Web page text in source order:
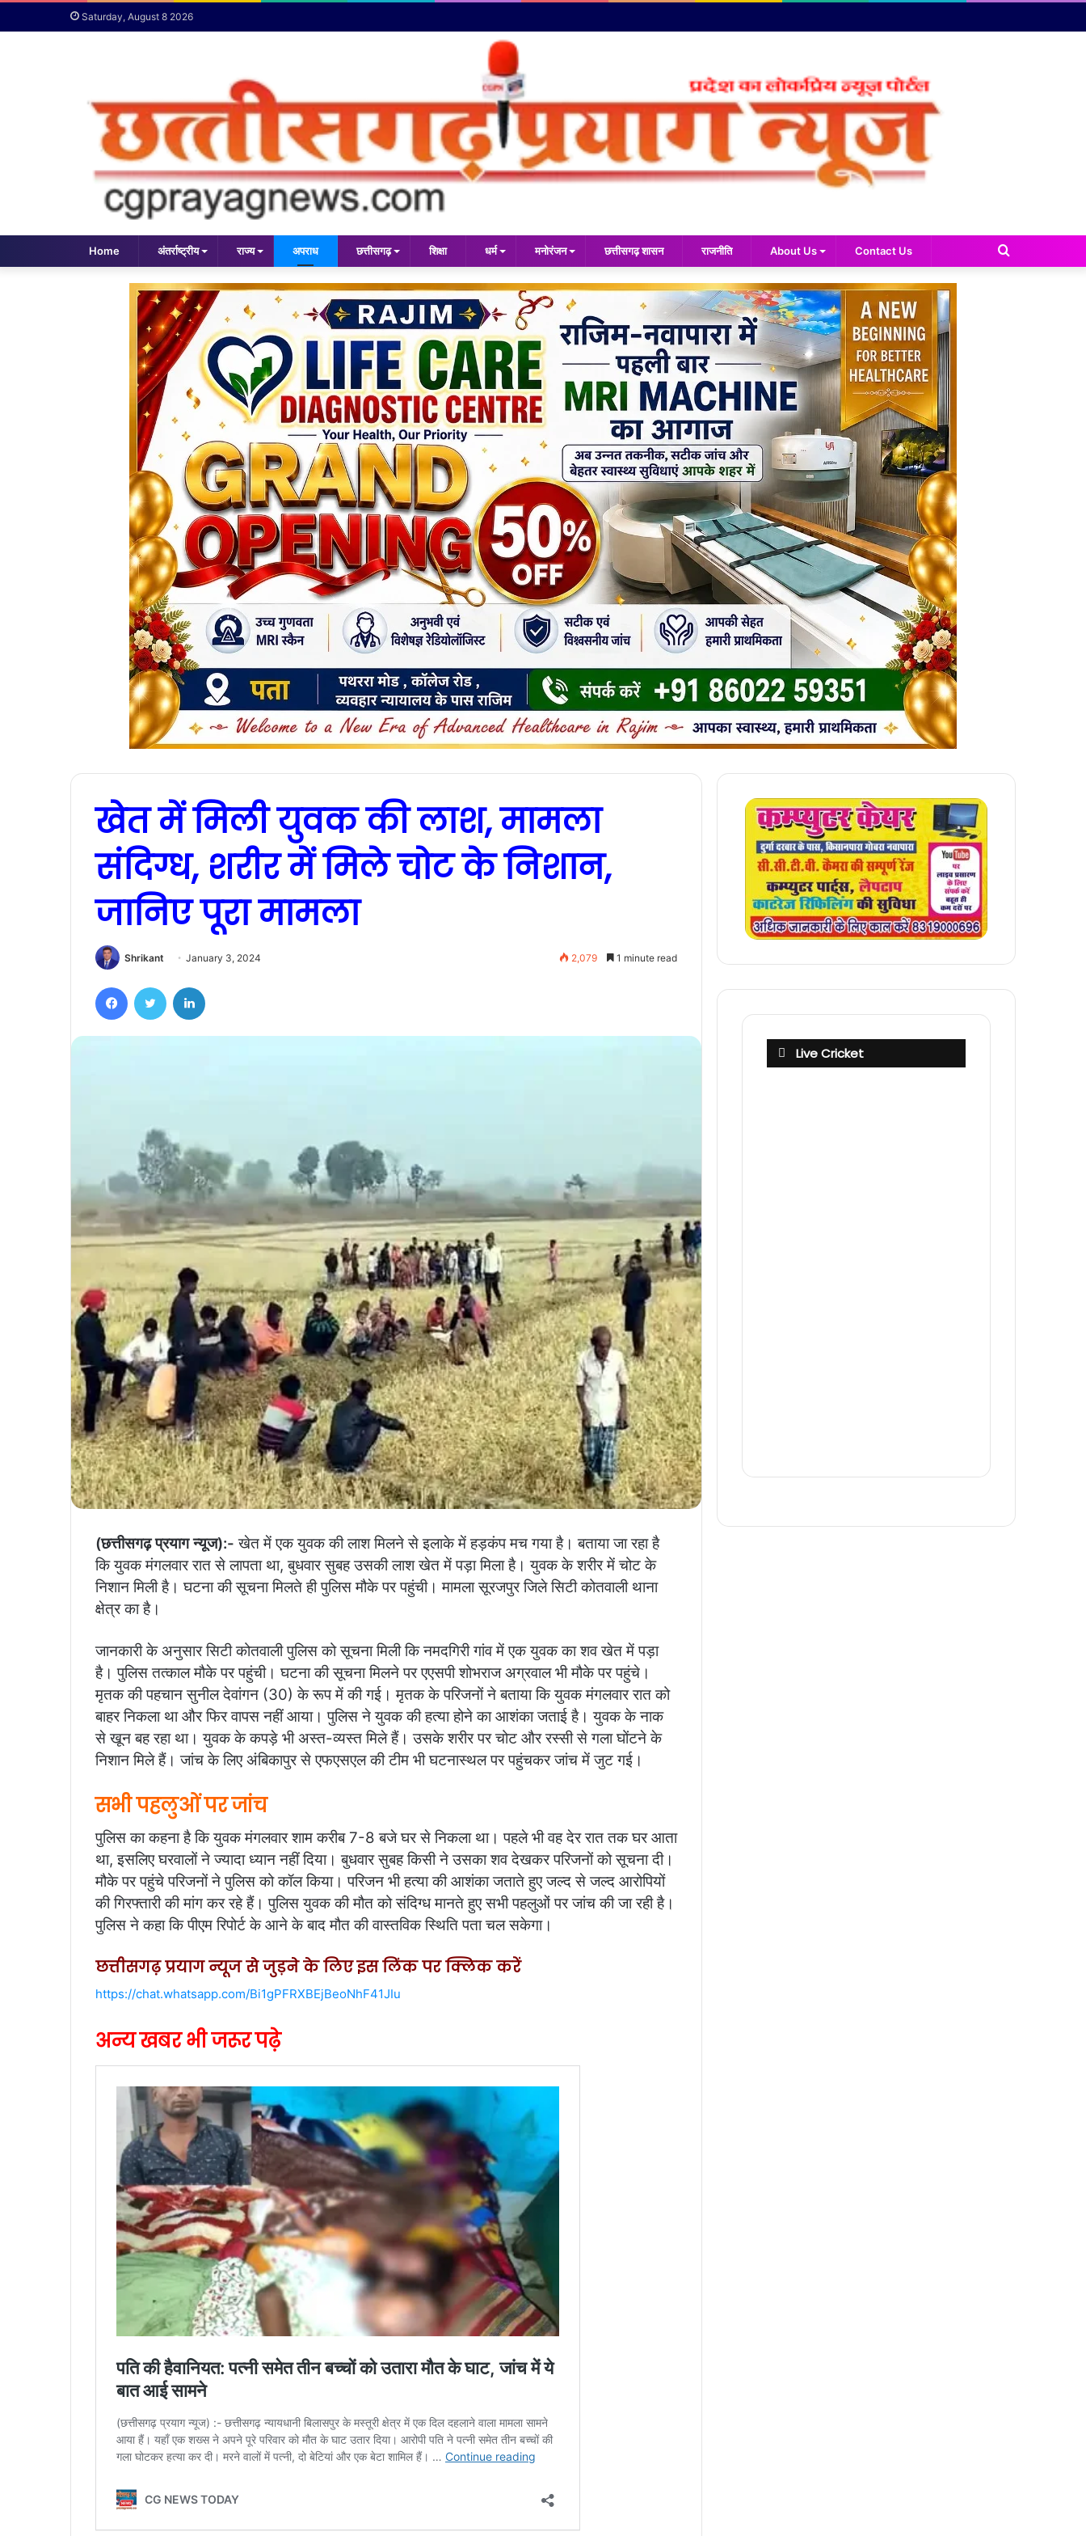
Saturday, August 8 2026
Home अंतर्राष्ट्रीय राज्य अपराध छत्तीसगढ़ शिक्षा धर्म मनोरंजन छत्तीसगढ़ शासन राजनीति About Us Contact Us
Search
खेत में मिली युवक की लाश, मामला
संदिग्ध, शरीर में मिले चोट के निशान,
जानिए पूरा मामला
Shrikant January 3, 2024 2,079 1 minute read
(छत्तीसगढ़ प्रयाग न्यूज):- खेत में एक युवक की लाश मिलने से इलाके में हड़कंप मच गया है। बताया जा रहा है
कि युवक मंगलवार रात से लापता था, बुधवार सुबह उसकी लाश खेत में पड़ा मिला है। युवक के शरीर में चोट के
निशान मिली है। घटना की सूचना मिलते ही पुलिस मौके पर पहुंची। मामला सूरजपुर जिले सिटी कोतवाली थाना
क्षेत्र का है।
जानकारी के अनुसार सिटी कोतवाली पुलिस को सूचना मिली कि नमदगिरी गांव में एक युवक का शव खेत में पड़ा
है। पुलिस तत्काल मौके पर पहुंची। घटना की सूचना मिलने पर एएसपी शोभराज अग्रवाल भी मौके पर पहुंचे।
मृतक की पहचान सुनील देवांगन (30) के रूप में की गई। मृतक के परिजनों ने बताया कि युवक मंगलवार रात को
बाहर निकला था और फिर वापस नहीं आया। पुलिस ने युवक की हत्या होने का आशंका जताई है। युवक के नाक
से खून बह रहा था। युवक के कपड़े भी अस्त-व्यस्त मिले हैं। उसके शरीर पर चोट और रस्सी से गला घोंटने के
निशान मिले हैं। जांच के लिए अंबिकापुर से एफएसएल की टीम भी घटनास्थल पर पहुंचकर जांच में जुट गई।
सभी पहलुओं पर जांच
पुलिस का कहना है कि युवक मंगलवार शाम करीब 7-8 बजे घर से निकला था। पहले भी वह देर रात तक घर आता
था, इसलिए घरवालों ने ज्यादा ध्यान नहीं दिया। बुधवार सुबह किसी ने उसका शव देखकर परिजनों को सूचना दी।
मौके पर पहुंचे परिजनों ने पुलिस को कॉल किया। परिजन भी हत्या की आशंका जताते हुए जल्द से जल्द आरोपियों
की गिरफ्तारी की मांग कर रहे हैं। पुलिस युवक की मौत को संदिग्ध मानते हुए सभी पहलुओं पर जांच की जा रही है।
पुलिस ने कहा कि पीएम रिपोर्ट के आने के बाद मौत की वास्तविक स्थिति पता चल सकेगा।
छत्तीसगढ़ प्रयाग न्यूज से जुड़ने के लिए इस लिंक पर क्लिक करें
https://chat.whatsapp.com/Bi1gPFRXBEjBeoNhF41JIu
अन्य खबर भी जरूर पढ़े
Live Cricket